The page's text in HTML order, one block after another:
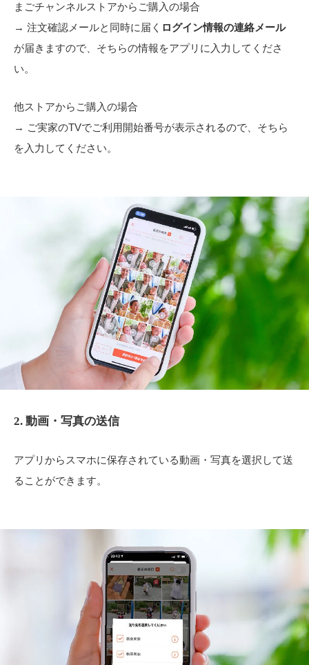
まごチャンネルストアからご購入の場合
→ 注文確認メールと同時に届く ログイン情報の連絡メール
が届きますので、そちらの情報をアプリに入力してくださ
い。
他ストアからご購入の場合
→ ご実家のTVでご利用開始番号が表示されるので、そちら
を入力してください。
2. 動画・写真の送信
アプリからスマホに保存されている動画・写真を選択して送
ることができます。